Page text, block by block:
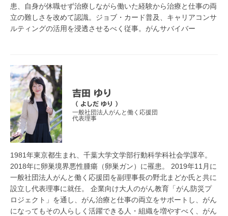
患、自身が休職せず治療しながら働いた経験から治療と仕事の両
立の難しさを改めて認識。ジョブ・カード普及、キャリアコンサ
ルティングの活用を浸透させるべく従事。がんサバイバー
吉田 ゆり
（ よしだ ゆり ）
一般社団法人がんと働く応援団
代表理事
1981年東京都生まれ、千葉大学文学部行動科学科社会学課卒。
2018年に卵巣境界悪性腫瘍（卵巣ガン）に罹患。 2019年11月に
一般社団法人がんと働く応援団を副理事長の野北まどか氏と共に
設立し代表理事に就任。 企業向け大人のがん教育「がん防災プ
ロジェクト」を通し、がん治療と仕事の両立をサポートし、がん
になってもその人らしく活躍できる人・組織を増やすべく、がん